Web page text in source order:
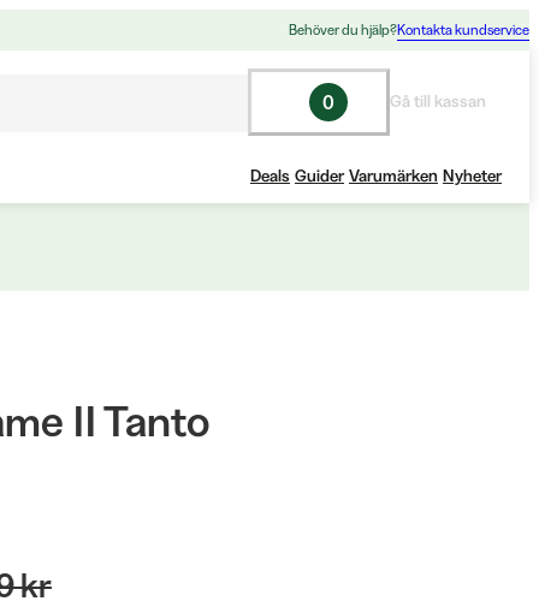
Behöver du hjälp?Kontakta kundservice
0 Gå till kassan
Deals Guider Varumärken Nyheter
II Tanto
kr